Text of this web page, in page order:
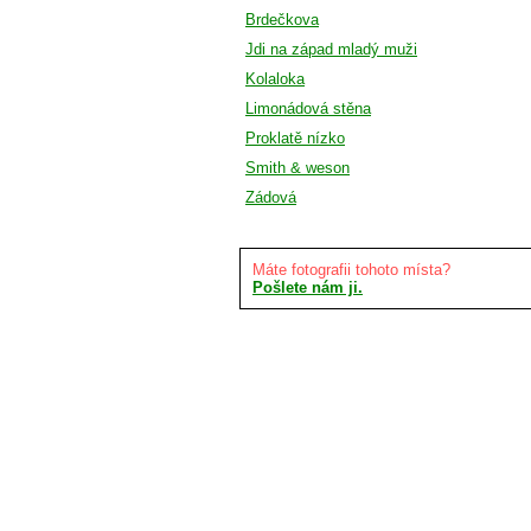
Brdečkova
Jdi na západ mladý muži
Kolaloka
Limonádová stěna
Proklatě nízko
Smith & weson
Zádová
Máte fotografii tohoto místa?
Pošlete nám ji.